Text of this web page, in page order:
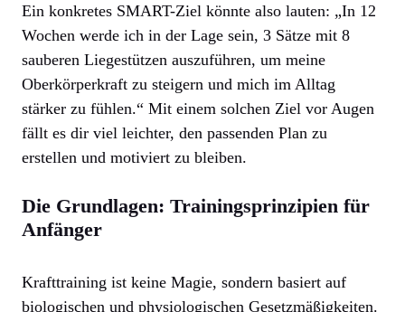
Ein konkretes SMART-Ziel könnte also lauten: „In 12
Wochen werde ich in der Lage sein, 3 Sätze mit 8
sauberen Liegestützen auszuführen, um meine
Oberkörperkraft zu steigern und mich im Alltag
stärker zu fühlen.“ Mit einem solchen Ziel vor Augen
fällt es dir viel leichter, den passenden Plan zu
erstellen und motiviert zu bleiben.
Die Grundlagen: Trainingsprinzipien für
Anfänger
Krafttraining ist keine Magie, sondern basiert auf
biologischen und physiologischen Gesetzmäßigkeiten.